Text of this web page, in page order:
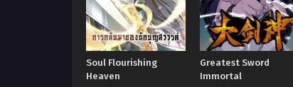
Soul Flourishing
Heaven
Greatest Sword
Immortal